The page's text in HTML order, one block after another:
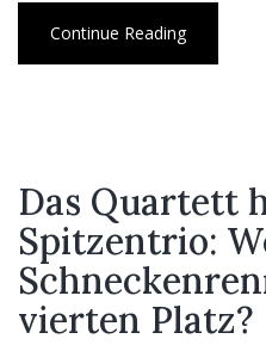
Continue Reading
Das Quartett
Spitzentrio:
vierten Platz?